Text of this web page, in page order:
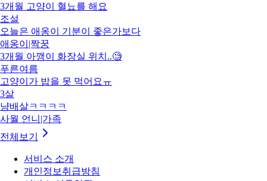
3개월 고양이 혈뇨를 해요
조설
오늘은 애옹이 기분이 좋은가보다
애옹이|짝꿍
3개월 아깽이 화장실 위치..🧐
푸른여름
고양이가 밥을 못 먹어요ㅠ
3살
냥배살ㅋㅋㅋㅋ
사월 언니|가족
전체보기
서비스 소개
개인정보취급방침